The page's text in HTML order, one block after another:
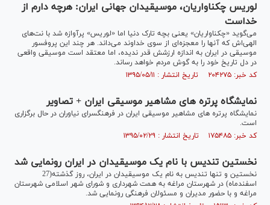
لوریس چکناواریان، موسیقیدان جهانی ایران: هرچه دارم از
خداست
می‌گوید «چکناواریان» یعنی بچه تارک دنیا اما «لوریس» پرآوازه شد با نت‌های
الهی‌اش که آنها را معجزه‌ای از سوی خداوند می‌داند. هر چند این پروفسور
موسیقی در ایران به اندازه ارزشش قدر ندیده، اما معتقد است موسیقی واقعی
در دل تاریخ خود را به گوش مردم خواهد رساند.
کد خبر: ۲۰۴۲۷۵ تاریخ انتشار : ۱۳۹۵/۰۵/۱۱
نمایشگاه پرتره های مشاهیر موسیقی ایران + تصاویر
نمایشگاه پرتره های مشاهیر موسیقی ایران در فرهنگسرای نیاوران در حال برگزاری
است.
کد خبر: ۱۷۵۴۸۵ تاریخ انتشار : ۱۳۹۵/۰۲/۲۹
نخستین تندیس با نام یک موسیقیدان در ایران رونمایی شد
نخستین و تنها تندیس به نام یک موسیقیدان در ایران، روز گذشته(27
اسفندماه) در شهرستان مراغه به همت شهرداری و شورای شهر اسلامی شهرستان
مراغه و با حضور مدیران و مسئولان فرهنگی رونمایی شد.